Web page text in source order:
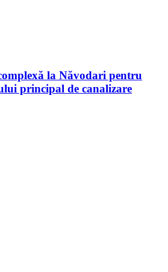
la Năvodari pentru
principal de canalizare